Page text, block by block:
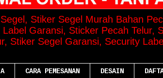
Stiker Segel Murah Bahan
Garansi, Sticker Pecah Telur,
Stiker Segel Garansi, Security
CARA PEMESANAN DESAIN